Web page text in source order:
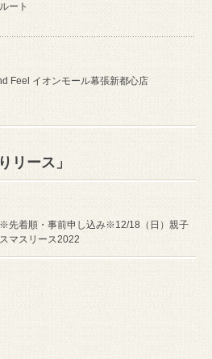
ート
Feel イオンモール幕張新都心店
リース」
※先着順・事前申し込み※12/18（日）親子
マスリース2022